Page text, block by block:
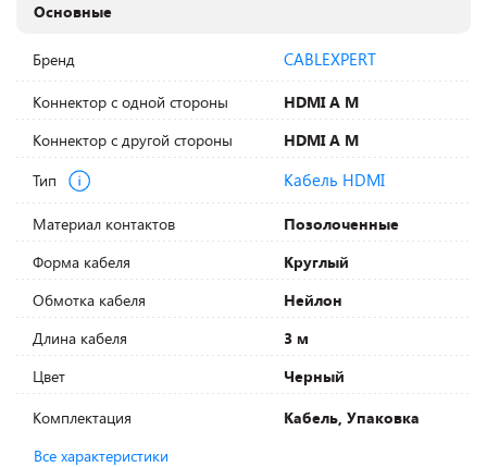
Основные
Бренд CABLEXPERT
Коннектор с одной стороны
HDMI A M
Коннектор с другой стороны
HDMI A M
Тип
Кабель HDMI
Материал контактов
Позолоченные
Форма кабеля
Круглый
Обмотка кабеля
Нейлон
Длина кабеля
3 м
Цвет
Черный
Комплектация
Кабель, Упаковка
Все характеристики